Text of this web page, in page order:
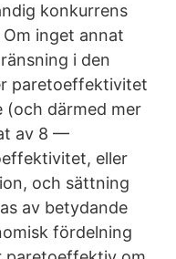
konkurrens
inget annat
i den
paretoeffektivitet
(och därmed mer
av 8 —
eller
och sättning
av betydande
fördelning